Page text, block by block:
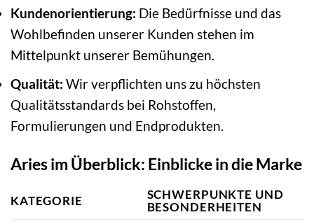
Kundenorientierung: Die Bedürfnisse und das
Wohlbefinden unserer Kunden stehen im
Mittelpunkt unserer Bemühungen.
Qualität: Wir verpflichten uns zu höchsten
Qualitätsstandards bei Rohstoffen,
Formulierungen und Endprodukten.
Aries im Überblick: Einblicke in die Marke
KATEGORIE
SCHWERPUNKTE UND
BESONDERHEITEN